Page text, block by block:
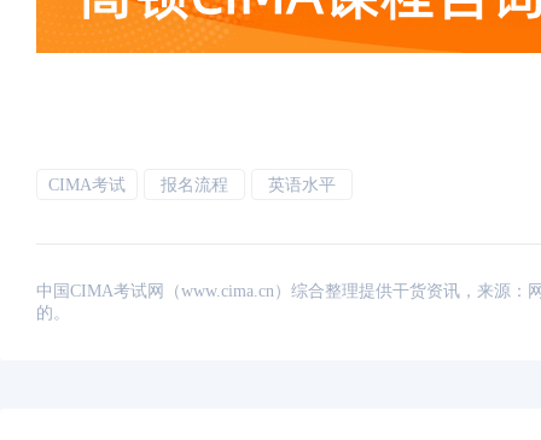
CIMA考试 报名流程 英语水平
中国CIMA考试网（www.cima.cn）综合整理提供干货资讯，来源
的。